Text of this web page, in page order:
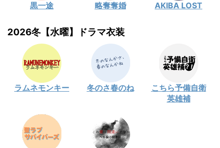
黒一途 略奪奪婚 AKIBA LOST
2026冬【水曜】ドラマ衣装
ラムネモンキー 冬のさ春のね
こちら予備自衛
英雄補